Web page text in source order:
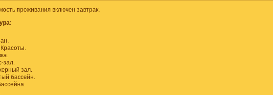
проживания включен завтрак.
зал.
зал.
бассейн.